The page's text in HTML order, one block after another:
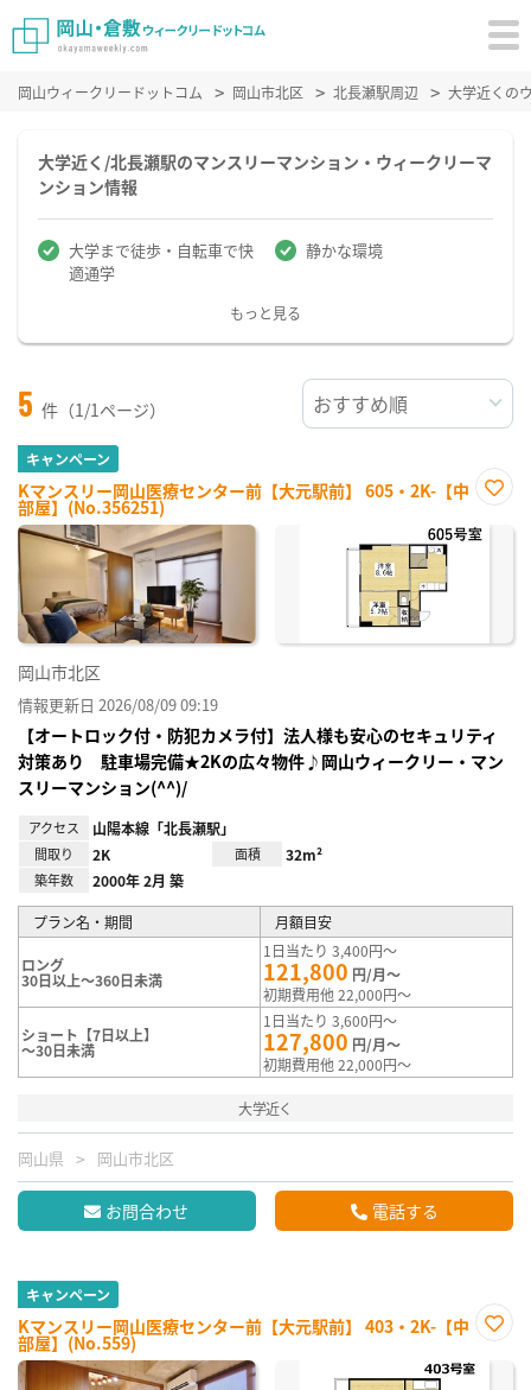
岡山ウィークリードットコム 岡山市北区 北長瀬駅周辺 大学近くの
大学近く/北長瀬駅のマンスリーマンション・ウィークリーマ
ンション情報
大学まで徒歩・自転車で快
適通学
静かな環境
もっと見る
5 件（1/1ページ）
キャンペーン
Kマンスリー岡山医療センター前【大元駅前】 605・2K-【中
部屋】(No.356251)
に入
り登
岡山市北区
情報更新日 2026/08/09 09:19
【オートロック付・防犯カメラ付】法人様も安心のセキュリティ
対策あり 駐車場完備★2Kの広々物件♪岡山ウィークリー・マン
スリーマンション(^^)/
アクセス 山陽本線「北長瀬駅」
間取り 2K 面積 32m²
築年数 2000年 2月 築
プラン名・期間 月額目安
ロング
30日以上～360日未満
1日当たり 3,400円～
121,800 円/月～
初期費用他 22,000円～
ショート【7日以上】
～30日未満
1日当たり 3,600円～
127,800 円/月～
初期費用他 22,000円～
大学近く
岡山県 岡山市北区
お問合わせ 電話する
キャンペーン
Kマンスリー岡山医療センター前【大元駅前】 403・2K-【中
部屋】(No.559)
に入